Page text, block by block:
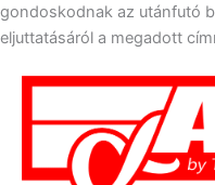
gondoskodnak az utánfutó
eljuttatásáról a megadott